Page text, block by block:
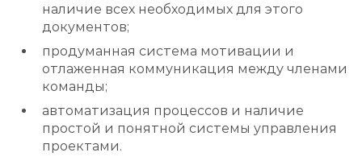
наличие всех необходимых для этого
документов;
продуманная система мотивации и
отлаженная коммуникация между членами
команды;
автоматизация процессов и наличие
простой и понятной системы управления
проектами.